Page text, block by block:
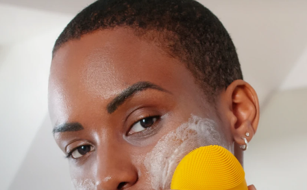
Kullanici profi̇li̇
Cihazlarım
Siparişlerim
Adresim
Aboneliklerim
YENİ
FAQ™ Pure Beauty-Tech Elixir
BREAKING NEWS
issa™ Teeth Whitening Set
Dil Seçimi
English Deutsch
Español
Français
Italiano
Português
Svenska
Русский
Türkçe
简体中文 繁體中文